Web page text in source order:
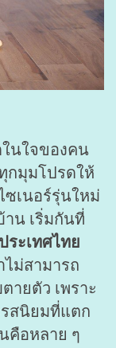
ใจของคน
กมุมโปรดให้
ซเนอร์รุ่นใหม่
าน เริ่มกันที่
ะเทศไทย
ไม่สามารถ
ายตัว เพราะ
สนิยมที่แตก
คือหลาย ๆ